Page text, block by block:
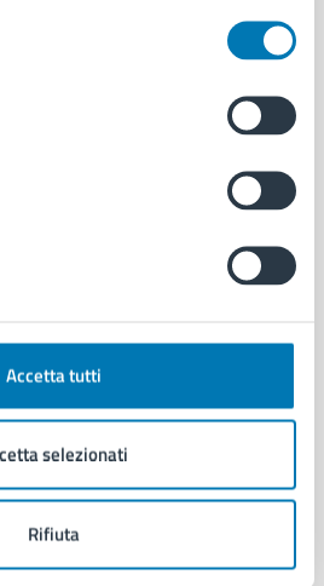
Accetta tutti
selezionati
Rifiuta